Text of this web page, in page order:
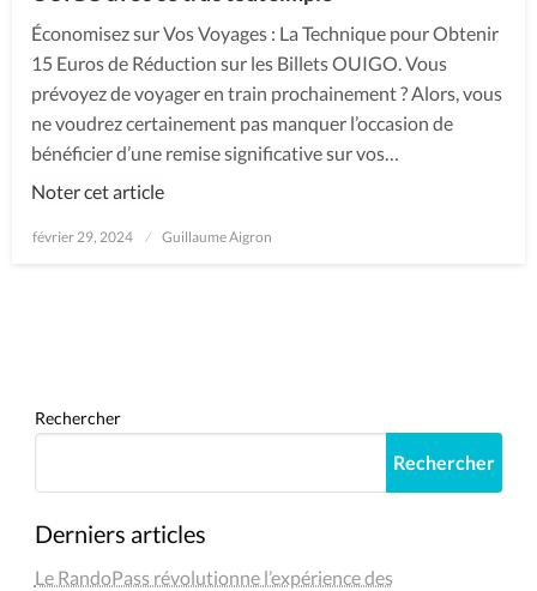
Économisez sur Vos Voyages : La Technique pour Obtenir
15 Euros de Réduction sur les Billets OUIGO. Vous
prévoyez de voyager en train prochainement ? Alors, vous
ne voudrez certainement pas manquer l’occasion de
bénéficier d’une remise significative sur vos…
Noter cet article
Posted
février 29, 2024 Guillaume Aigron
Rechercher
Rechercher
Derniers articles
Le RandoPass révolutionne l’expérience des